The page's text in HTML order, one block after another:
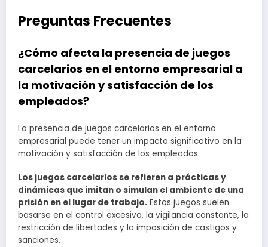
Preguntas Frecuentes
¿Cómo afecta la presencia de juegos
carcelarios en el entorno empresarial a
la motivación y satisfacción de los
empleados?
La presencia de juegos carcelarios en el entorno
empresarial puede tener un impacto significativo en la
motivación y satisfacción de los empleados.
Los juegos carcelarios se refieren a prácticas y
dinámicas que imitan o simulan el ambiente de una
prisión en el lugar de trabajo. Estos juegos suelen
basarse en el control excesivo, la vigilancia constante, la
restricción de libertades y la imposición de castigos y
sanciones.